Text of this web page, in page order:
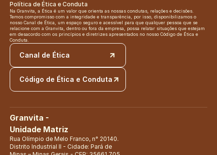
Política de Ética e Conduta
Na Granvita, a Ética é um valor que orienta as nossas condutas, relações e decisões.
Temos compromisso com a integridade e transparência, por isso, disponibilizamos o
nosso Canal de Ética, um espaço seguro e acessível para que qualquer pessoa que se
relacione com a Granvita, dentro ou fora da empresa, possa relatar situações que estejam
em desacordo com os princípios e diretrizes apresentados no nosso Código de Ética e
Conduta.
Canal de Ética
Código de Ética e Conduta
Granvita -
Unidade Matriz
Rua Olímpio de Melo Franco, n° 20140.
Distrito Industrial II - Cidade: Pará de